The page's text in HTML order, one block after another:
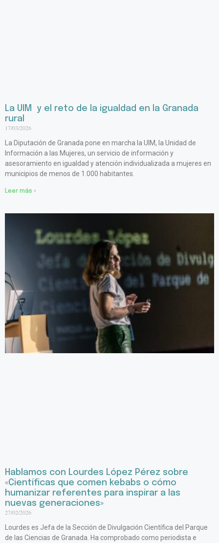
La UIM y el reto de la igualdad en la Granada
rural
17/03/2026
La Diputación de Granada pone en marcha la UIM, la Unidad de
Información a las Mujeres, un servicio de información y
asesoramiento en igualdad y atención individualizada a mujeres en
municipios de menos de 1.000 habitantes.
Leer más »
Hablamos con Lourdes López Pérez sobre
«Científicas que comen kebabs o cómo
humanizar referentes para inspirar a las
nuevas generaciones»
27/02/2026
Lourdes es Jefa de la Sección de Divulgación Científica del Parque
de las Ciencias de Granada. Ha comprobado como periodista e